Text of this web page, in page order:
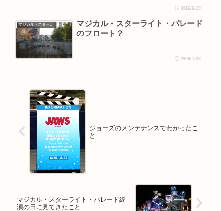
2016/6/19
マジカル・スターライト・パレード
マジカル・スターライト・パレード
のフロート？
2009/1/23
ジョーズのメンテナンスでわかったこ
と
マジカル・スターライト・パレード終
演の日に見てきたこと